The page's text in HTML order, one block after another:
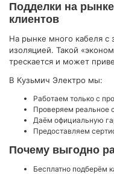
Подделки на
клиентов
На рынке много кабеля
изоляцией. Такой
трескается и может
В Кузьмич Электро мы:
Работаем только с
Проверяем реальное
Даём официальную
Предоставляем
Почему выгодно
Бесплатно подберём